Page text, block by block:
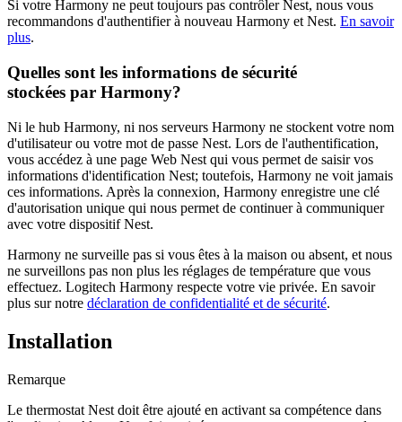
Si votre Harmony ne peut toujours pas contrôler Nest, nous vous
recommandons d'authentifier à nouveau Harmony et Nest. En savoir
plus.
Quelles sont les informations de sécurité
stockées par Harmony?
Ni le hub Harmony, ni nos serveurs Harmony ne stockent votre nom
d'utilisateur ou votre mot de passe Nest. Lors de l'authentification,
vous accédez à une page Web Nest qui vous permet de saisir vos
informations d'identification Nest; toutefois, Harmony ne voit jamais
ces informations. Après la connexion, Harmony enregistre une clé
d'autorisation unique qui nous permet de continuer à communiquer
avec votre dispositif Nest.
Harmony ne surveille pas si vous êtes à la maison ou absent, et nous
ne surveillons pas non plus les réglages de température que vous
effectuez. Logitech Harmony respecte votre vie privée. En savoir
plus sur notre déclaration de confidentialité et de sécurité.
Installation
Remarque
Le thermostat Nest doit être ajouté en activant sa compétence dans